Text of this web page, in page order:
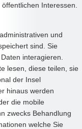
Interessen.
und
sind. Sie
interagieren.
lesen, diese teilen, sie
der Insel
hinaus werden
die mobile
zwecks Behandlung
welche Sie